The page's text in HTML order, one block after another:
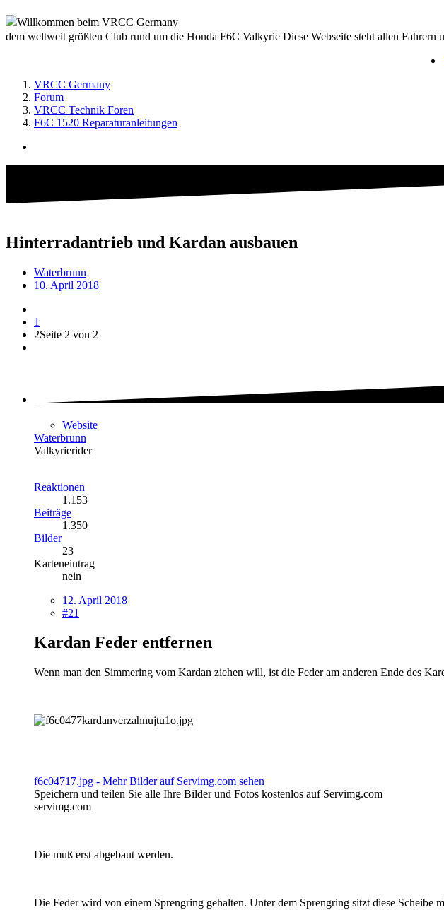
Willkommen beim VRCC Germany
dem weltweit größten Club rund um die Honda F6C Valkyrie Diese Webseite steht allen Fahrern
VRCC Germany
Forum
VRCC Technik Foren
F6C 1520 Reparaturanleitungen
Hinterradantrieb und Kardan ausbauen
Waterbrunn
10. April 2018
1
2Seite 2 von 2
Website
Waterbrunn
Valkyrierider
Reaktionen
1.153
Beiträge
1.350
Bilder
23
Karteneintrag
nein
12. April 2018
#21
Kardan Feder entfernen
Wenn man den Simmering vom Kardan ziehen will, ist die Feder am anderen Ende des
f6c04717.jpg - Mehr Bilder auf Servimg.com sehen
Speichern und teilen Sie alle Ihre Bilder und Fotos kostenlos auf Servimg.com
servimg.com
Die muß erst abgebaut werden.
Die Feder wird von einem Sprengring gehalten. Unter dem Sprengring sitzt diese Scheibe